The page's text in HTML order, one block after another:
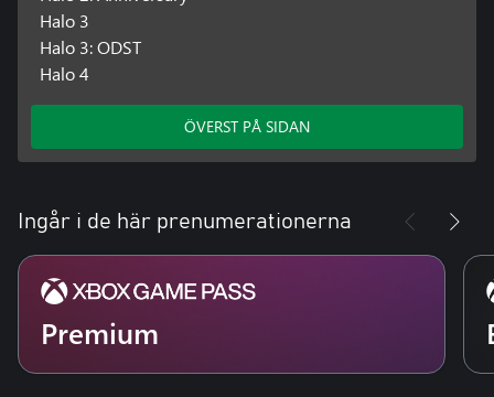
Halo 3
Halo 3: ODST
Halo 4
ÖVERST PÅ SIDAN
Ingår i de här prenumerationerna
Premium